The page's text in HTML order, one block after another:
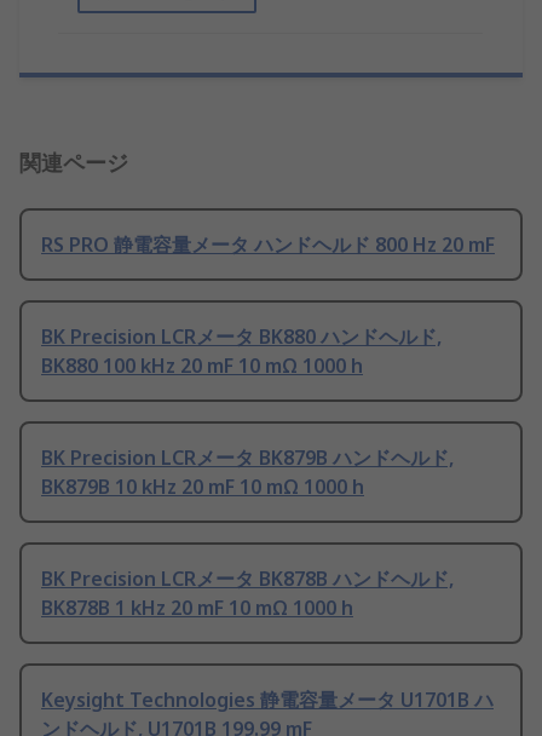
関連ページ
RS PRO 静電容量メータ ハンドヘルド 800 Hz 20 mF
BK Precision LCRメータ BK880 ハンドヘルド,
BK880 100 kHz 20 mF 10 mΩ 1000 h
BK Precision LCRメータ BK879B ハンドヘルド,
BK879B 10 kHz 20 mF 10 mΩ 1000 h
BK Precision LCRメータ BK878B ハンドヘルド,
BK878B 1 kHz 20 mF 10 mΩ 1000 h
Keysight Technologies 静電容量メータ U1701B ハ
ンドヘルド, U1701B 199.99 mF